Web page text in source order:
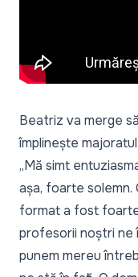
Beatriz va merge
împlinește majoratul.
„Mă simt
așa, foarte solemn.
format a fost
profesorii noștri ne
punem mereu